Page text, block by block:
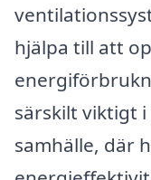
hjälpa till att
särskilt viktigt
samhälle, där